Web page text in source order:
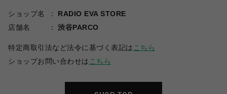
ショップ名
RADIO EVA STORE
店舗名
渋谷PARCO
特定商取引法など法令に基づく表記は こちら
ショップお問い合わせは こちら